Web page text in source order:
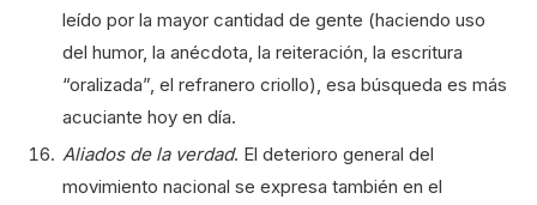
leído por la mayor cantidad de gente (haciendo uso
del humor, la anécdota, la reiteración, la escritura
“oralizada”, el refranero criollo), esa búsqueda es más
acuciante hoy en día.
Aliados de la verdad. El deterioro general del
movimiento nacional se expresa también en el